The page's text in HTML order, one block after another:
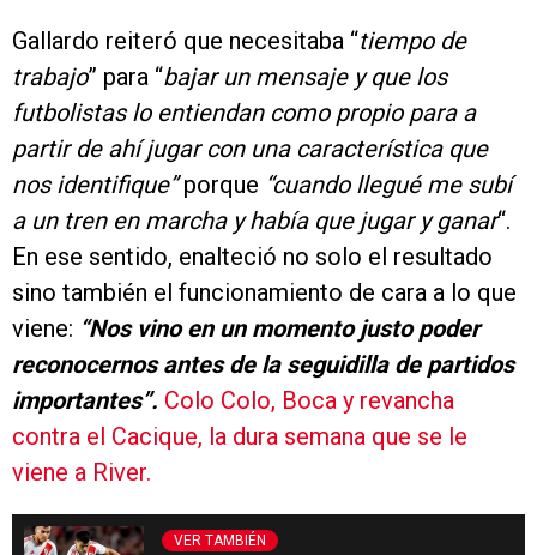
Gallardo reiteró que necesitaba “tiempo de
trabajo” para “bajar un mensaje y que los
futbolistas lo entiendan como propio para a
partir de ahí jugar con una característica que
nos identifique”porque “cuando llegué me subí
a un tren en marcha y había que jugar y ganar“.
En ese sentido, enalteció no solo el resultado
sino también el funcionamiento de cara a lo que
viene: “Nos vino en un momento justo poder
reconocernos antes de la seguidilla de partidos
importantes”. Colo Colo, Boca y revancha
contra el Cacique, la dura semana que se le
viene a River.
VER TAMBIÉN